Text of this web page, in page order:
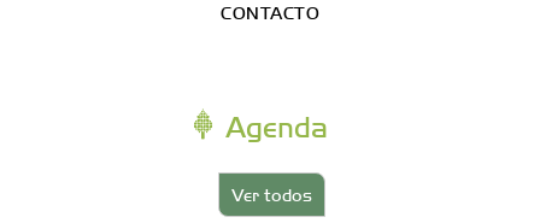
CONTACTO
Agenda
Ver todos